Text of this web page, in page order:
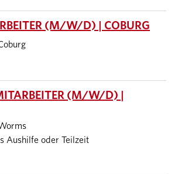
(M/W/D) | COBURG
(M/W/D) |
Aushilfe oder Teilzeit